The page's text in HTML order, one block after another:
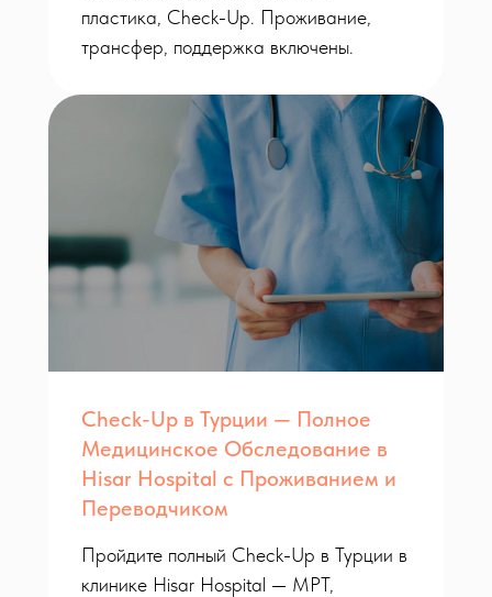
пластика, Check-Up. Проживание,
трансфер, поддержка включены.
Check-Up в Турции — Полное
Медицинское Обследование в
Hisar Hospital с Проживанием и
Переводчиком
Пройдите полный Check-Up в Турции в
клинике Hisar Hospital — МРТ,